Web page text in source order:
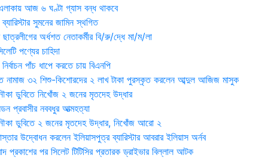
আজ ৬ ঘণ্টা গ্যাস বন্ধ থাকবে
সুমনের জামিন স্থগিত
ছাত্রলীগের অর্ধশত নেতাকর্মীর বি/রু/দ্ধে মা/ম/লা
পণ্যের চাহিদা
পাঁচ ধাপে করতে চায় বিএনপি
নামাজ ৩২ শিশু-কিশোরদের ২ লাখ টাকা পুরস্কৃত করলেন আব্দুল আজিজ মাসুক
ডুবিতে নিখোঁজ ২ জনের মৃতদেহ উদ্ধার
প্রবাসীর নববধুর আত্মহত্যা
ডুবিতে ২ জনের মৃতদেহ উদ্ধার, নিখোঁজ আরো ২
উদ্বোধন করলেন ইলিয়াসপুত্র ব্যারিস্টার আবরার ইলিয়াস অর্নব
প্রকাশের পর সিলেট টিটিসির প্রতারক ড্রাইভার বিল্লাল আটক